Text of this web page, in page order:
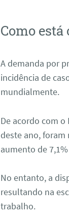
Como
A demanda por
incidência de
mundialmente.
De acordo com o
deste ano, foram
aumento de
No entanto, a
resultando na
trabalho.